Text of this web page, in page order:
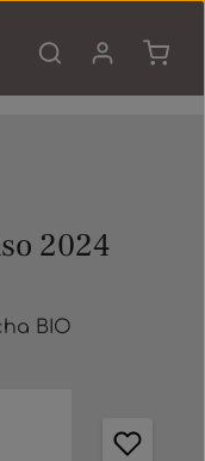
0 von 5 Sternen
2024
BIO